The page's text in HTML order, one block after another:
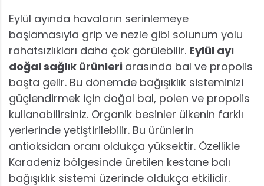
Eylül ayında havaların serinlemeye
başlamasıyla grip ve nezle gibi solunum yolu
rahatsızlıkları daha çok görülebilir. Eylül ayı
doğal sağlık ürünleri arasında bal ve propolis
başta gelir. Bu dönemde bağışıklık sisteminizi
güçlendirmek için doğal bal, polen ve propolis
kullanabilirsiniz. Organik besinler ülkenin farklı
yerlerinde yetiştirilebilir. Bu ürünlerin
antioksidan oranı oldukça yüksektir. Özellikle
Karadeniz bölgesinde üretilen kestane balı
bağışıklık sistemi üzerinde oldukça etkilidir.